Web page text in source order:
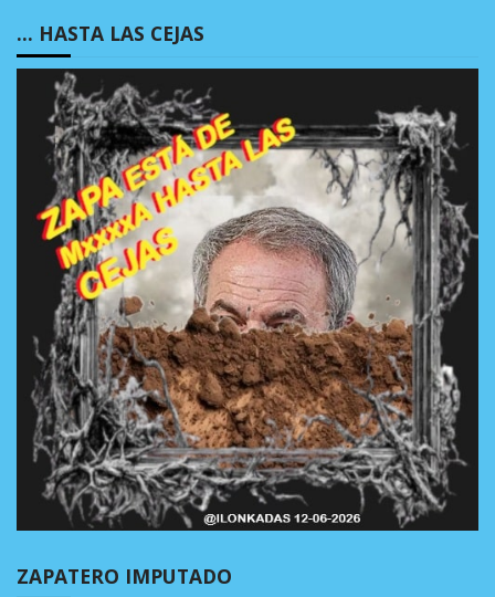
… HASTA LAS CEJAS
ZAPATERO IMPUTADO